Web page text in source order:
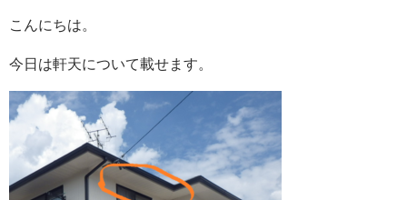
こんにちは。
今日は軒天について載せます。